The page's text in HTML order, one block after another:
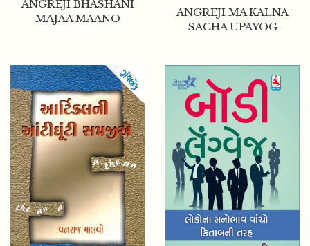
ANGREJI BHASHANI
MAJAA MAANO
ANGREJI MA KALNA
SACHA UPAYOG